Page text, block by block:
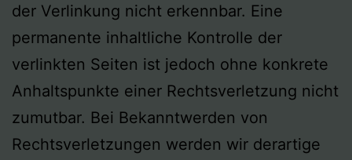
der Verlinkung nicht erkennbar. Eine
permanente inhaltliche Kontrolle der
verlinkten Seiten ist jedoch ohne konkrete
Anhaltspunkte einer Rechtsverletzung nicht
zumutbar. Bei Bekanntwerden von
Rechtsverletzungen werden wir derartige